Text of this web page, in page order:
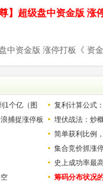
1个亿（图
复利计算公式
少？
捕捉涨停板
埋伏战法：炒
简单获利比例
用
集合竞价抓涨
史上成功率最
称选股法宝！
筹码分布状况